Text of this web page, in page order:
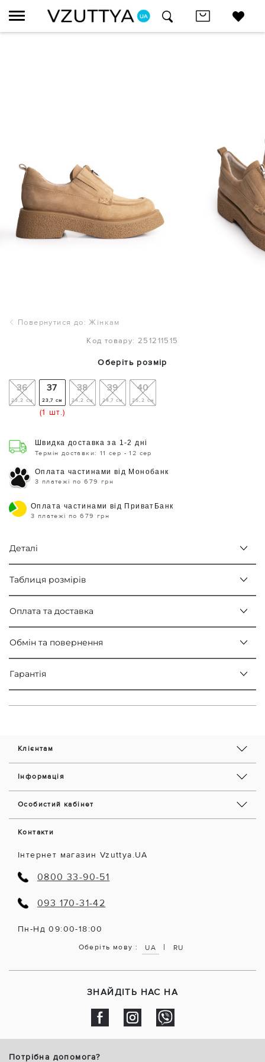
Повернутися до: Жінкам
Код товару: 251211515
Оберіть розмір
36
23,2 см
37
23,7 см
(1 шт.)
38
24,2 см
39
24,7 см
40
25,2 см
Швидка доставка за 1-2 дні
Термін доставки: 11 сер - 12 сер
Оплата частинами від Монобанк
3 платежі по 679 грн
Оплата частинами від ПриватБанк
3 платежі по 679 грн
Деталі
Таблиця розмірів
Оплата та доставка
Обмін та повернення
Гарантія
Клієнтам
Інформація
Особистий кабінет
Контакти
Інтернет магазин Vzuttya.UA
0800 33-90-51
093 170-31-42
Пн-Нд 09:00-18:00
Оберіть мову : UA | RU
ЗНАЙДІТЬ НАС НА
Потрібна допомога?